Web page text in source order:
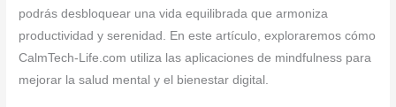
podrás desbloquear una vida equilibrada que armoniza
productividad y serenidad. En este artículo, exploraremos cómo
CalmTech-Life.com utiliza las aplicaciones de mindfulness para
mejorar la salud mental y el bienestar digital.